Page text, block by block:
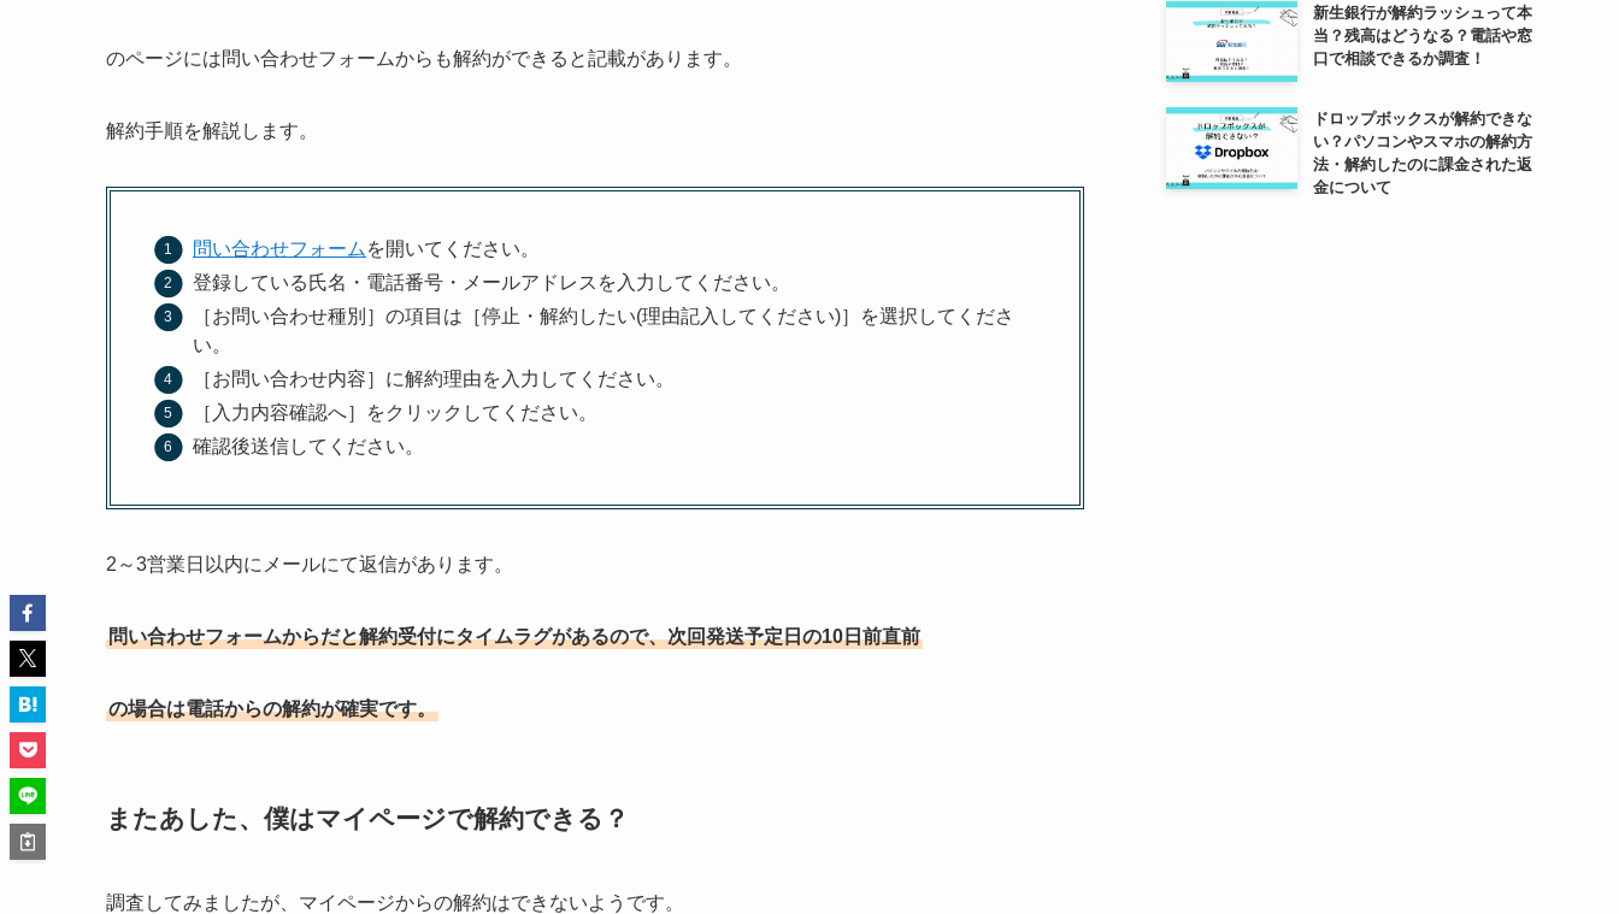
のページには問い合わせフォームからも解約ができると記載があります。
解約手順を解説します。
問い合わせフォーム を開いてください。
登録している氏名・電話番号・メールアドレスを入力してください。
［お問い合わせ種別］の項目は［停止・解約したい(理由記入してください)］を選択してくださ
い。
［お問い合わせ内容］に解約理由を入力してください。
［入力内容確認へ］をクリックしてください。
確認後送信してください。
2～3営業日以内にメールにて返信があります。
問い合わせフォームからだと解約受付にタイムラグがあるので、次回発送予定日の10日前直前
の場合は電話からの解約が確実です。
またあした、僕はマイページで解約できる？
調査してみましたが、マイページからの解約はできないようです。
新生銀行が解約ラッシュって本
当？残高はどうなる？電話や窓
口で相談できるか調査！
ドロップボックスが解約できな
い？パソコンやスマホの解約方
法・解約したのに課金された返
金について